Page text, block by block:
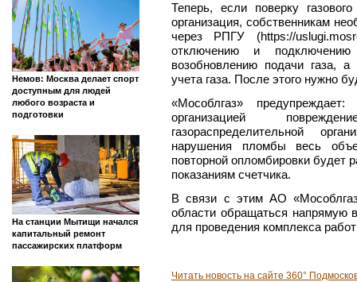
Немов: Москва делает спорт
доступным для людей
любого возраста и
подготовки
На станции Мытищи начался
капитальный ремонт
пассажирских платформ
Теперь, если поверку
организация, собственникам
через РПГУ (https://
отключению и
возобновлению подачи газа,
учета газа. После этого нужно
«Мособлгаз»
организацией
газораспределительной
нарушения пломбы весь
повторной опломбировки будет
показаниям счетчика.
В связи с этим АО
области обращаться напрямую
для проведения комплекса
Читать новость на сайте 360°